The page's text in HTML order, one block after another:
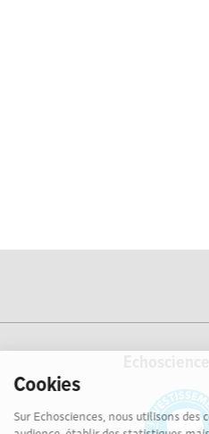
Cookies
Sur Echosciences, nous utilisons